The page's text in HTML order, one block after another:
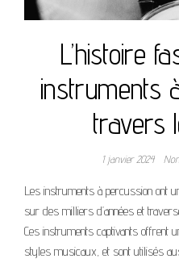
L’histoire
instruments
travers
1 janvier 2024
Les instruments à percussion ont
sur des milliers d’années et
Ces instruments captivants offrent
styles musicaux, et sont utilisés